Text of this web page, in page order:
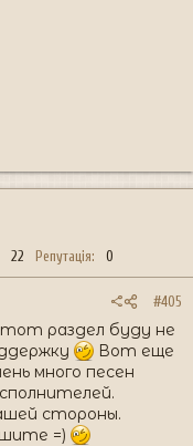
22 Репутація 0
#405
раздел буду не
Вот еще
много песен
стороны.
=)